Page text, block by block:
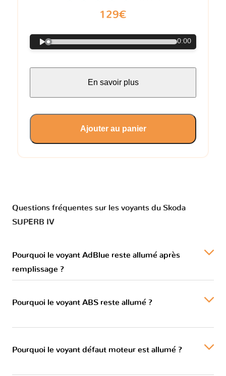
129€
0:00
En savoir plus
Ajouter au panier
Questions fréquentes sur les voyants du Skoda
SUPERB IV
Pourquoi le voyant AdBlue reste allumé après
remplissage ?
Pourquoi le voyant ABS reste allumé ?
Pourquoi le voyant défaut moteur est allumé ?